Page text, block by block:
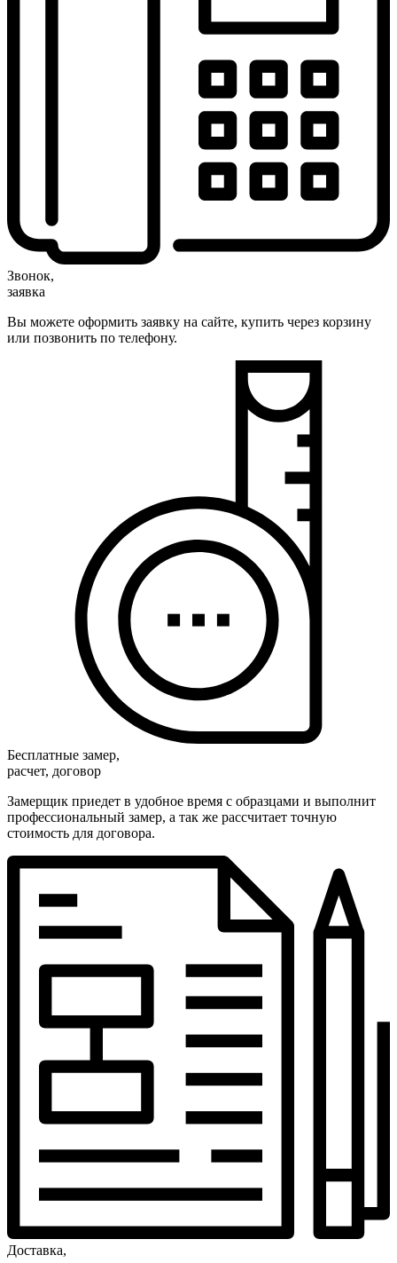
Звонок,
заявка
Вы можете оформить заявку на сайте, купить через корзину
или позвонить по телефону.
Бесплатные замер,
расчет, договор
Замерщик приедет в удобное время с образцами и выполнит
профессиональный замер, а так же рассчитает точную
стоимость для договора.
Доставка,